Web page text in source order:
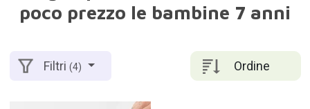
poco prezzo le bambine 7 anni
Ordine
Filtri(4)